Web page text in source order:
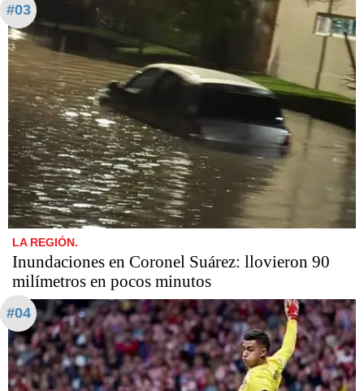
#03
LA REGIÓN.
Inundaciones en Coronel Suárez: llovieron 90
milímetros en pocos minutos
#04